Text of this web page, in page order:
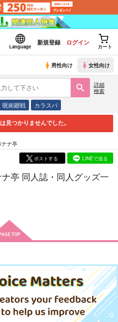
Language
新規登録 ログイン
カート
男性向け 女性向け
詳細
検索
呪術廻戦 カラスバ
見つかりませんでした。
ナ亭
ポストする LINEで送る
亭 同人誌・同人グッズ一